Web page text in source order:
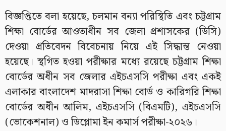
বিজ্ঞপ্তিতে বলা হয়েছে, চলমান বন্যা পরিস্থিতি এবং চট্টগ্রাম
শিক্ষা বোর্ডের আওতাধীন সব জেলা প্রশাসকের (ডিসি)
দেওয়া প্রতিবেদন বিবেচনায় নিয়ে এই সিদ্ধান্ত নেওয়া
হয়েছে। স্থগিত হওয়া পরীক্ষার মধ্যে রয়েছে চট্টগ্রাম শিক্ষা
বোর্ডের অধীন সব জেলার এইচএসসি পরীক্ষা এবং একই
এলাকার বাংলাদেশ মাদরাসা শিক্ষা বোর্ড ও কারিগরি শিক্ষা
বোর্ডের অধীন আলিম, এইচএসসি (বিএমটি), এইচএসসি
(ভোকেশনাল) ও ডিপ্লোমা ইন কমার্স পরীক্ষা-২০২৬।